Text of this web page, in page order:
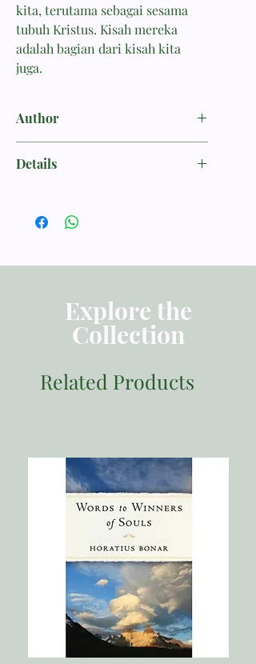
kita, terutama sebagai sesama
tubuh Kristus. Kisah mereka
adalah bagian dari kisah kita
juga.
Author
Details
Penerbit MOMENTUM
Tebal Buku 280 halaman
Explore the
Collection
Related Products